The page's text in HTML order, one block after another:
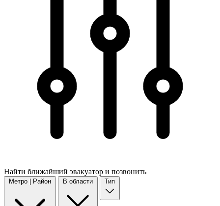
Найти ближайший эвакуатор и позвонить
Метро | Район В области Тип